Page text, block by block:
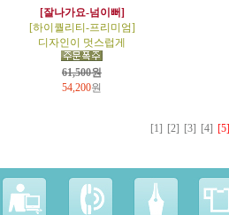
[잘나가요-넘이뻐]
[하이퀄리티-프리미엄]
디자인이 멋스럽게
61,500원
54,200원
[1] [2] [3] [4] [5]